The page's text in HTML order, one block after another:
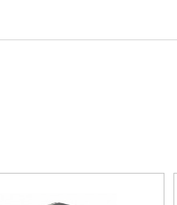
hw7190u - 7190g-0USBX-0
la 104 ° F)